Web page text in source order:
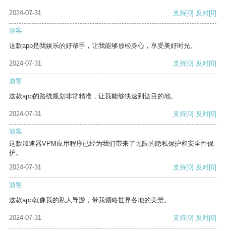
2024-07-31 支持[0] 反对[0]
游客
这款app是我娱乐的好帮手，让我能够放松身心，享受美好时光。
2024-07-31 支持[0] 反对[0]
游客
这款app的路线规划非常精准，让我能够快速到达目的地。
2024-07-31 支持[0] 反对[0]
游客
这款加速器VPM应用程序已经为我们带来了无限的隐私保护和安全性保
护。
2024-07-31
支持[0] 反对[0]
游客
这款app就像我的私人导游，带我领略世界各地的美景。
2024-07-31 支持[0] 反对[0]